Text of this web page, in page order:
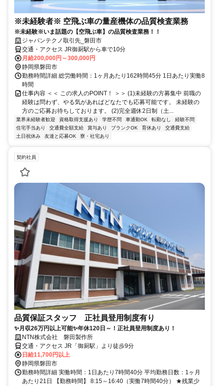
※未経験者※ 空飛ぶ車の量産機体の品質検査業務
※未経験※いま話題の【空飛ぶ車】の品質検査業務！！
ジャパンテクノ取引先_磐田市
交通・アクセス JR御厨駅から車で10分
月給200,000円～300,000円
静岡県磐田市
勤務時間詳細 総労働時間：1ヶ月あたり162時間45分 1日あたり実働8
時間
仕事内容 ＜＜ この求人のPOINT！ ＞＞ (1)未経験の方募集中 前職の
経験は問わず、やる気があればどなたでも応募可能です。 未経験の
方のご応募お待ちしております。 (2)完全週休2日制（土...
業界未経験者歓迎 資格取得支援あり 学歴不問 車通勤OK 転勤なし
経験不問
住宅手当あり
交通費全額支給 賞与あり ブランクOK 育休あり
交通費支給
土日祝休み
友達と応募OK 寮・社宅あり
契約社員
品質保証スタッフ 正社員登用制度有り
✨月収26万円以上可能✨年休120日～！正社員登用制度あり！
NTN株式会社 磐田製作所
交通・アクセス JR「御厨駅」より徒歩9分
日給11,700円以上
静岡県磐田市
勤務時間詳細 実働時間：1日あたり7時間40分 平均勤務日数：1ヶ月
あたり21日 【勤務時間】 8:15～16:40（実働7時間40分） ★残業少